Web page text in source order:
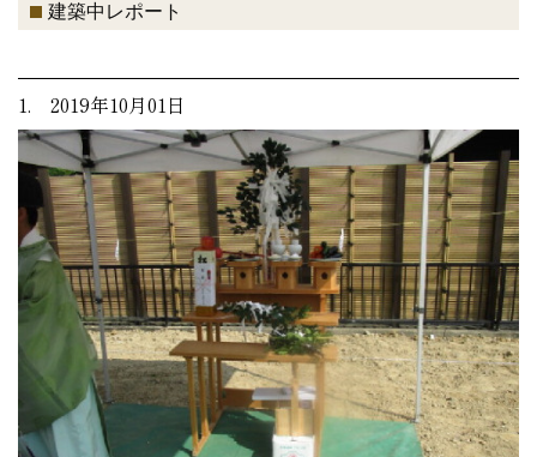
建築中レポート
1. 2019年10月01日